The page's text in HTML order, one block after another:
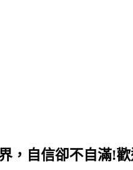
，自信卻不自滿!